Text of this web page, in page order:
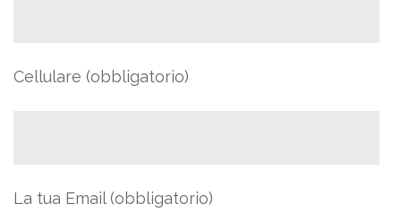
Cellulare (obbligatorio)
La tua Email (obbligatorio)